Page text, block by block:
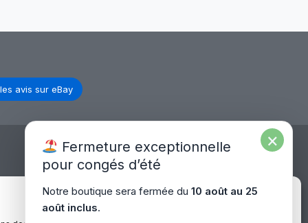
Gérer le consentement
avis sur eBay
×
Fermeture exceptionnelle
pour congés d’été
Notre boutique sera fermée du 10 août au 25
août inclus.